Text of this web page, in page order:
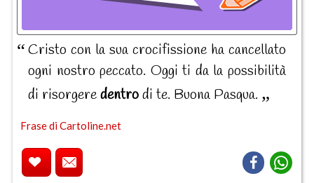
Cristo con la sua crocifissione ha cancellato
ogni nostro peccato. Oggi ti da la possibilità
di risorgeredentrodi te. Buona Pasqua.
Frase di Cartoline.net